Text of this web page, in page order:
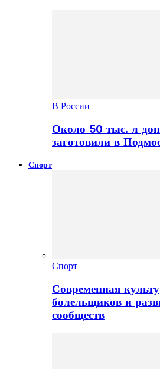
В России
Около 50 тыс. л
заготовили в
Спорт
Спорт
Современная
болельщиков и
сообществ